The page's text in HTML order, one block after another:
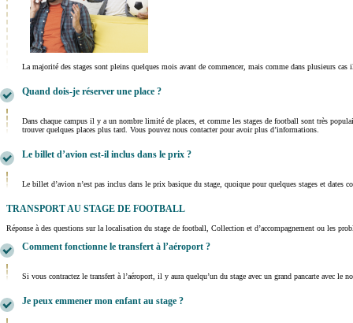
La majorité des stages sont pleins quelques mois avant de commencer, mais comme dans plusieurs
Quand dois-je réserver une place ?
Dans chaque campus il y a un nombre limité de places, et comme les stages de football sont très
trouver quelques places plus tard. Vous pouvez nous contacter pour avoir plus d’informations.
Le billet d’avion est-il inclus dans le prix ?
Le billet d’avion n’est pas inclus dans le prix basique du stage, quoique pour quelques stages et
TRANSPORT AU STAGE DE FOOTBALL
Réponse à des questions sur la localisation du stage de football, Collection et d’accompagnement ou les
Comment fonctionne le transfert à l’aéroport ?
Si vous contractez le transfert à l’aéroport, il y aura quelqu’un du stage avec un grand pancarte avec le
Je peux emmener mon enfant au stage ?